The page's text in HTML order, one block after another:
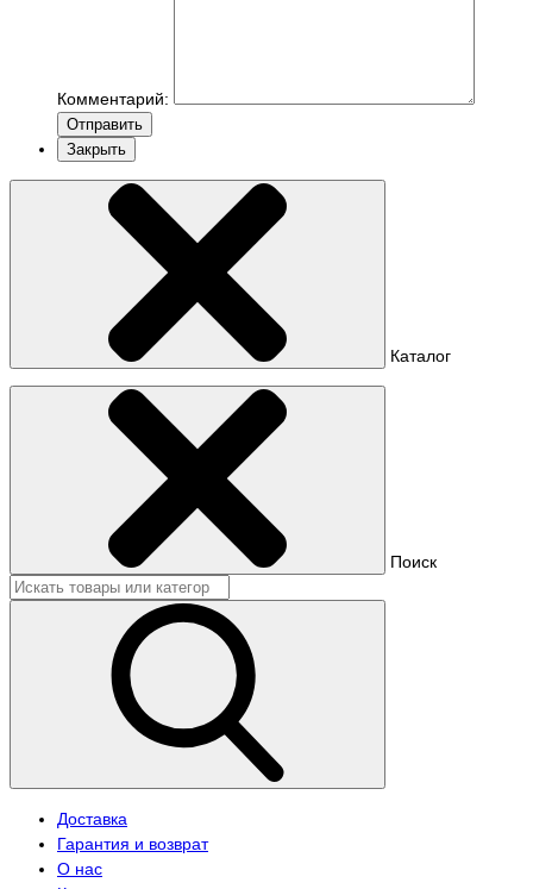
Комментарий:
Отправить
Закрыть
Каталог
Поиск
Доставка
Гарантия и возврат
О нас